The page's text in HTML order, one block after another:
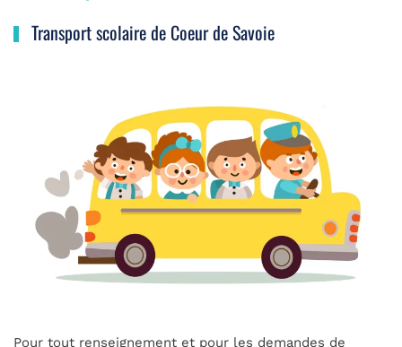
Transport scolaire de Coeur de Savoie
Pour tout renseignement et pour les demandes de